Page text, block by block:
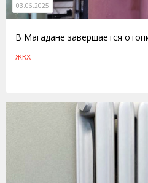
03.06.2025
В Магадане завершается
ЖКХ